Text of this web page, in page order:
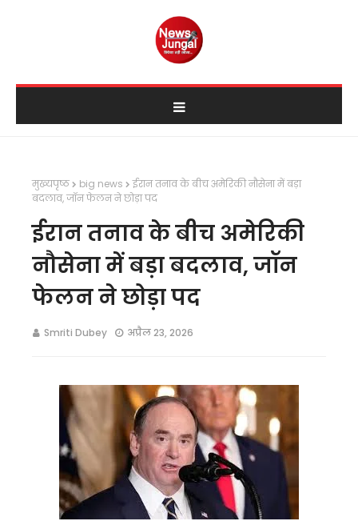
मुख्यपृष्ठ big news
ईरान तनाव के बीच अमेरिकी नौसेना में बड़ा
बदलाव, जॉन फेलन ने छोड़ा पद
ईरान तनाव के बीच अमेरिकी
नौसेना में बड़ा बदलाव, जॉन
फेलन ने छोड़ा पद
Smriti Dubey अप्रैल 23, 2026